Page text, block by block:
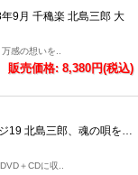
9月 千穐楽 北島三郎 大
感の想いを..
販売価格: 8,380円(税込)
19 北島三郎、魂の唄を…
＋CDに収..